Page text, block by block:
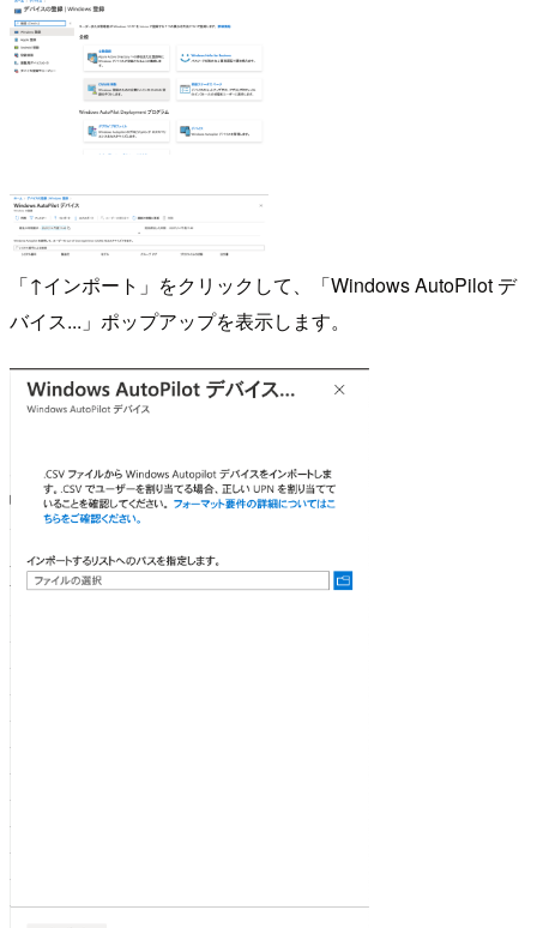
「↑インポート」をクリックして、「Windows AutoPilot デ
バイス...」ポップアップを表示します。